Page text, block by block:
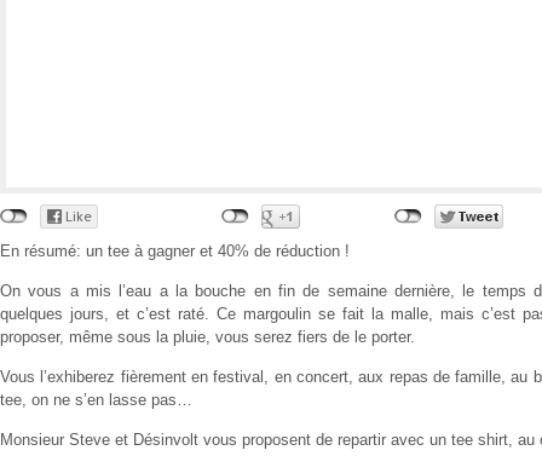
En résumé: un tee à gagner et 40% de réduction !
On vous a mis l’eau a la bouche en fin de semaine dernière, le temps
quelques jours, et c’est raté. Ce margoulin se fait la malle, mais c’est
proposer, même sous la pluie, vous serez fiers de le porter.
Vous l’exhiberez fièrement en festival, en concert, aux repas de famille, au
tee, on ne s’en lasse pas…
Monsieur Steve et Désinvolt vous proposent de repartir avec un tee shirt,